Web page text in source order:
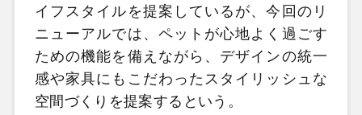
イフスタイルを提案しているが、今回のリ
ニューアルでは、ペットが心地よく過ごす
ための機能を備えながら、デザインの統一
感や家具にもこだわったスタイリッシュな
空間づくりを提案するという。